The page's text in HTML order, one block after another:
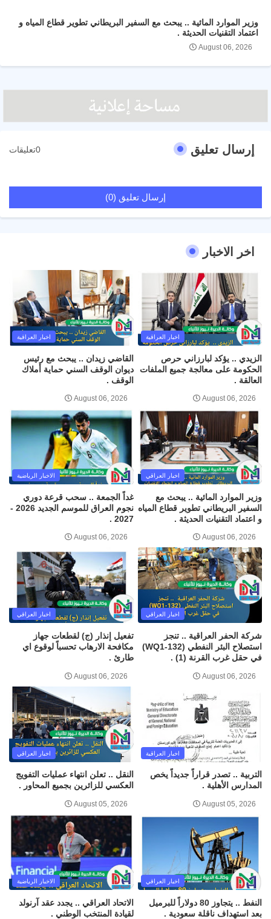
وزير الموارد المائية .. يبحث مع السفير البريطاني تطوير قطاع المياه و
اعتماد التقنيات الحديثة .
August 06, 2026
إرسال تعليق 0تعليقات
إرسال تعليق (0)
اخر الاخبار
اخبار العراقية
الزيدي .. يؤكد لبارزاني حرص
الحكومة على معالجة جميع الملفات
العالقة .
August 06, 2026
اخبار العراقية
القاضي زيدان .. يبحث مع رئيس
ديوان الوقف السني حماية أملاك
الوقف .
August 06, 2026
اخبار العراقي
وزير الموارد المائية .. يبحث مع
السفير البريطاني تطوير قطاع المياه
و اعتماد التقنيات الحديثة .
August 06, 2026
الاخبار الرياضية
غداً الجمعة .. سحب قرعة دوري
نجوم العراق للموسم الجديد 2026 -
2027 .
August 06, 2026
اخبار العراقي
شركة الحفر العراقية .. تنجز
استصلاح البئر النفطي (WQ1-132)
في حقل غرب القرنة (1) .
August 06, 2026
اخبار العراقي
تفعيل إنذار (ج) لقطعات جهاز
مكافحة الارهاب تحسباً لوقوع اي
طارئ .
August 06, 2026
اخبار العراقية
التربية .. تصدر قراراً جديداً يخص
المدارس الأهلية .
August 05, 2026
اخبار العراقي
النقل .. تعلن انتهاء عمليات التفويج
العكسي للزائرين بجميع المحاور .
August 05, 2026
اخبار العراقي
النفط .. يتجاوز 80 دولاراً للبرميل
بعد استهداف ناقلة سعودية .
الاخبار الرياضية
الاتحاد العراقي .. يجدد عقد آرنولد
لقيادة المنتخب الوطني .